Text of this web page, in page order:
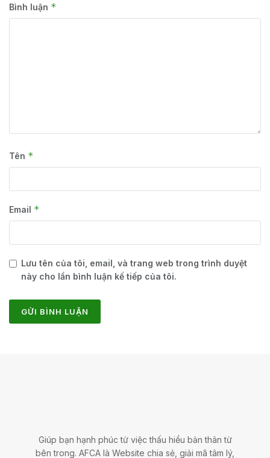
Bình luận *
Tên *
Email *
Lưu tên của tôi, email, và trang web trong trình duyệt
này cho lần bình luận kế tiếp của tôi.
Giúp bạn hạnh phúc từ việc thấu hiểu bản thân từ
bên trong. AFCA là Website chia sẻ, giải mã tâm lý,